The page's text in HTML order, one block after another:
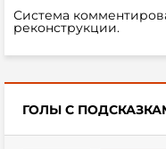
Система
реконструкции.
ГОЛЫ С